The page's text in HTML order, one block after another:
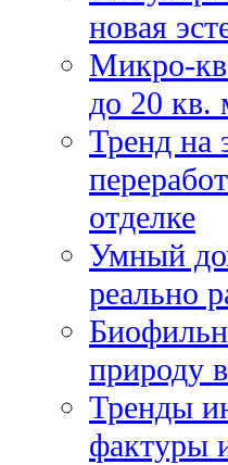
новая
Микро-
до 20 кв.
Тренд на
отделке
Умный
реально
природу
Тренды
фактуры